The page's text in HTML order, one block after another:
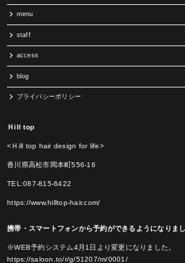
menu
staff
access
blog
プライバシーポリシー
Ｈill top
<Ｈill top hair design for life>
香川県高松市岡本町556-16
TEL:087-815-6422
https://www.hilltop-hair.com/
携帯・スマートフォンから予約ができるようになりまし
※WEB予約システム4月1日より変更になりました。
https://saloon.to/r/g/51207/m/0001/